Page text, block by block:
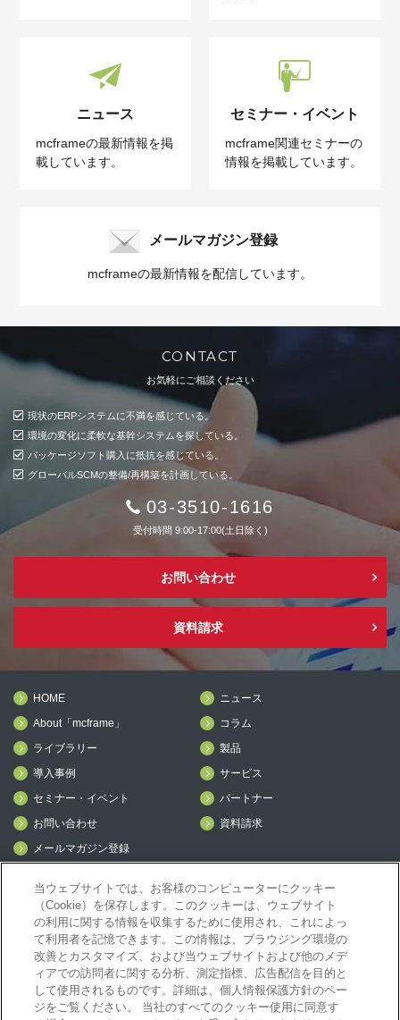
ニュース
mcframeの最新情報を掲
載しています。
セミナー・イベント
mcframe関連セミナーの
情報を掲載しています。
メールマガジン登録
mcframeの最新情報を配信しています。
CONTACT
お気軽にご相談ください
現状のERPシステムに不満を感じている。
環境の変化に柔軟な基幹システムを探している。
パッケージソフト購入に抵抗を感じている。
グローバルSCMの整備/再構築を計画している。
03-3510-1616
受付時間 9:00-17:00(土日除く)
お問い合わせ
資料請求
HOME
ニュース
About「mcframe」
コラム
ライブラリー
製品
導入事例
サービス
セミナー・イベント
パートナー
お問い合わせ
資料請求
メールマガジン登録
mcframeナビ（ユーザ登録者）
mcframeユーザ会サイト（MCUG会員専用）
ID発行をご希望の方はこちら
パートナー専用サイト
mcframe GAパートナー専用サイト
当ウェブサイトでは、お客様のコンピューターにクッキー
（Cookie）を保存します。このクッキーは、ウェブサイト
の利用に関する情報を収集するために使用され、これによっ
て利用者を記憶できます。この情報は、ブラウジング環境の
改善とカスタマイズ、および当ウェブサイトおよび他のメデ
ィアでの訪問者に関する分析、測定指標、広告配信を目的と
して使用されるものです。詳細は、個人情報保護方針のペー
ジをご覧ください。 当社のすべてのクッキー使用に同意す